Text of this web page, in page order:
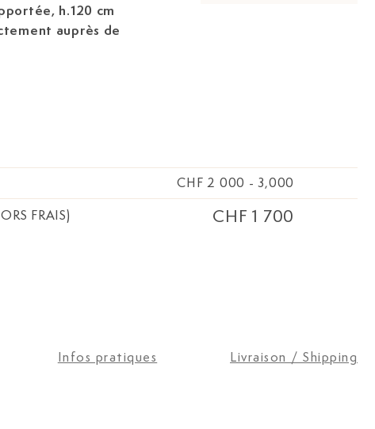
h.120 cm
auprès de
CHF 2 000 - 3,000
FRAIS) CHF 1 700
Infos pratiques Livraison / Shipping